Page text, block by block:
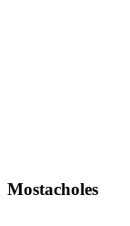
Mostacholes